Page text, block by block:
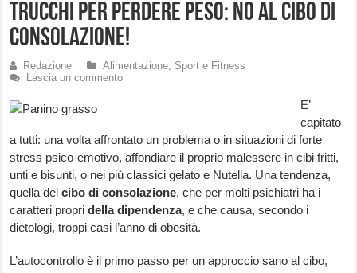
Trucchi per perdere peso: NO al cibo di
consolazione!
Redazione
Alimentazione, Sport e Fitness
Lascia un commento
E’
capitato
a tutti: una volta affrontato un problema o in situazioni di forte
stress psico-emotivo, affondiare il proprio malessere in cibi fritti,
unti e bisunti, o nei più classici gelato e Nutella. Una tendenza,
quella delcibo di consolazione, che per molti psichiatri ha i
caratteri propridella dipendenza, e che causa, secondo i
dietologi, troppi casi l’anno di obesità.
L’autocontrollo è il primo passo per un approccio sano al cibo,